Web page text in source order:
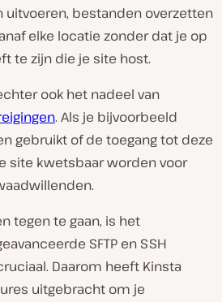
uitvoeren, bestanden overzetten
elke locatie zonder dat je op
te zijn die je site host.
ook het nadeel van
. Als je bijvoorbeeld
gebruikt of de toegang tot deze
site kwetsbaar worden voor
tegen te gaan, is het
SFTP en SSH
Daarom heeft Kinsta
uitgebracht om je